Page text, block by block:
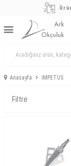
Anasayfa IMPETUS
Filtre